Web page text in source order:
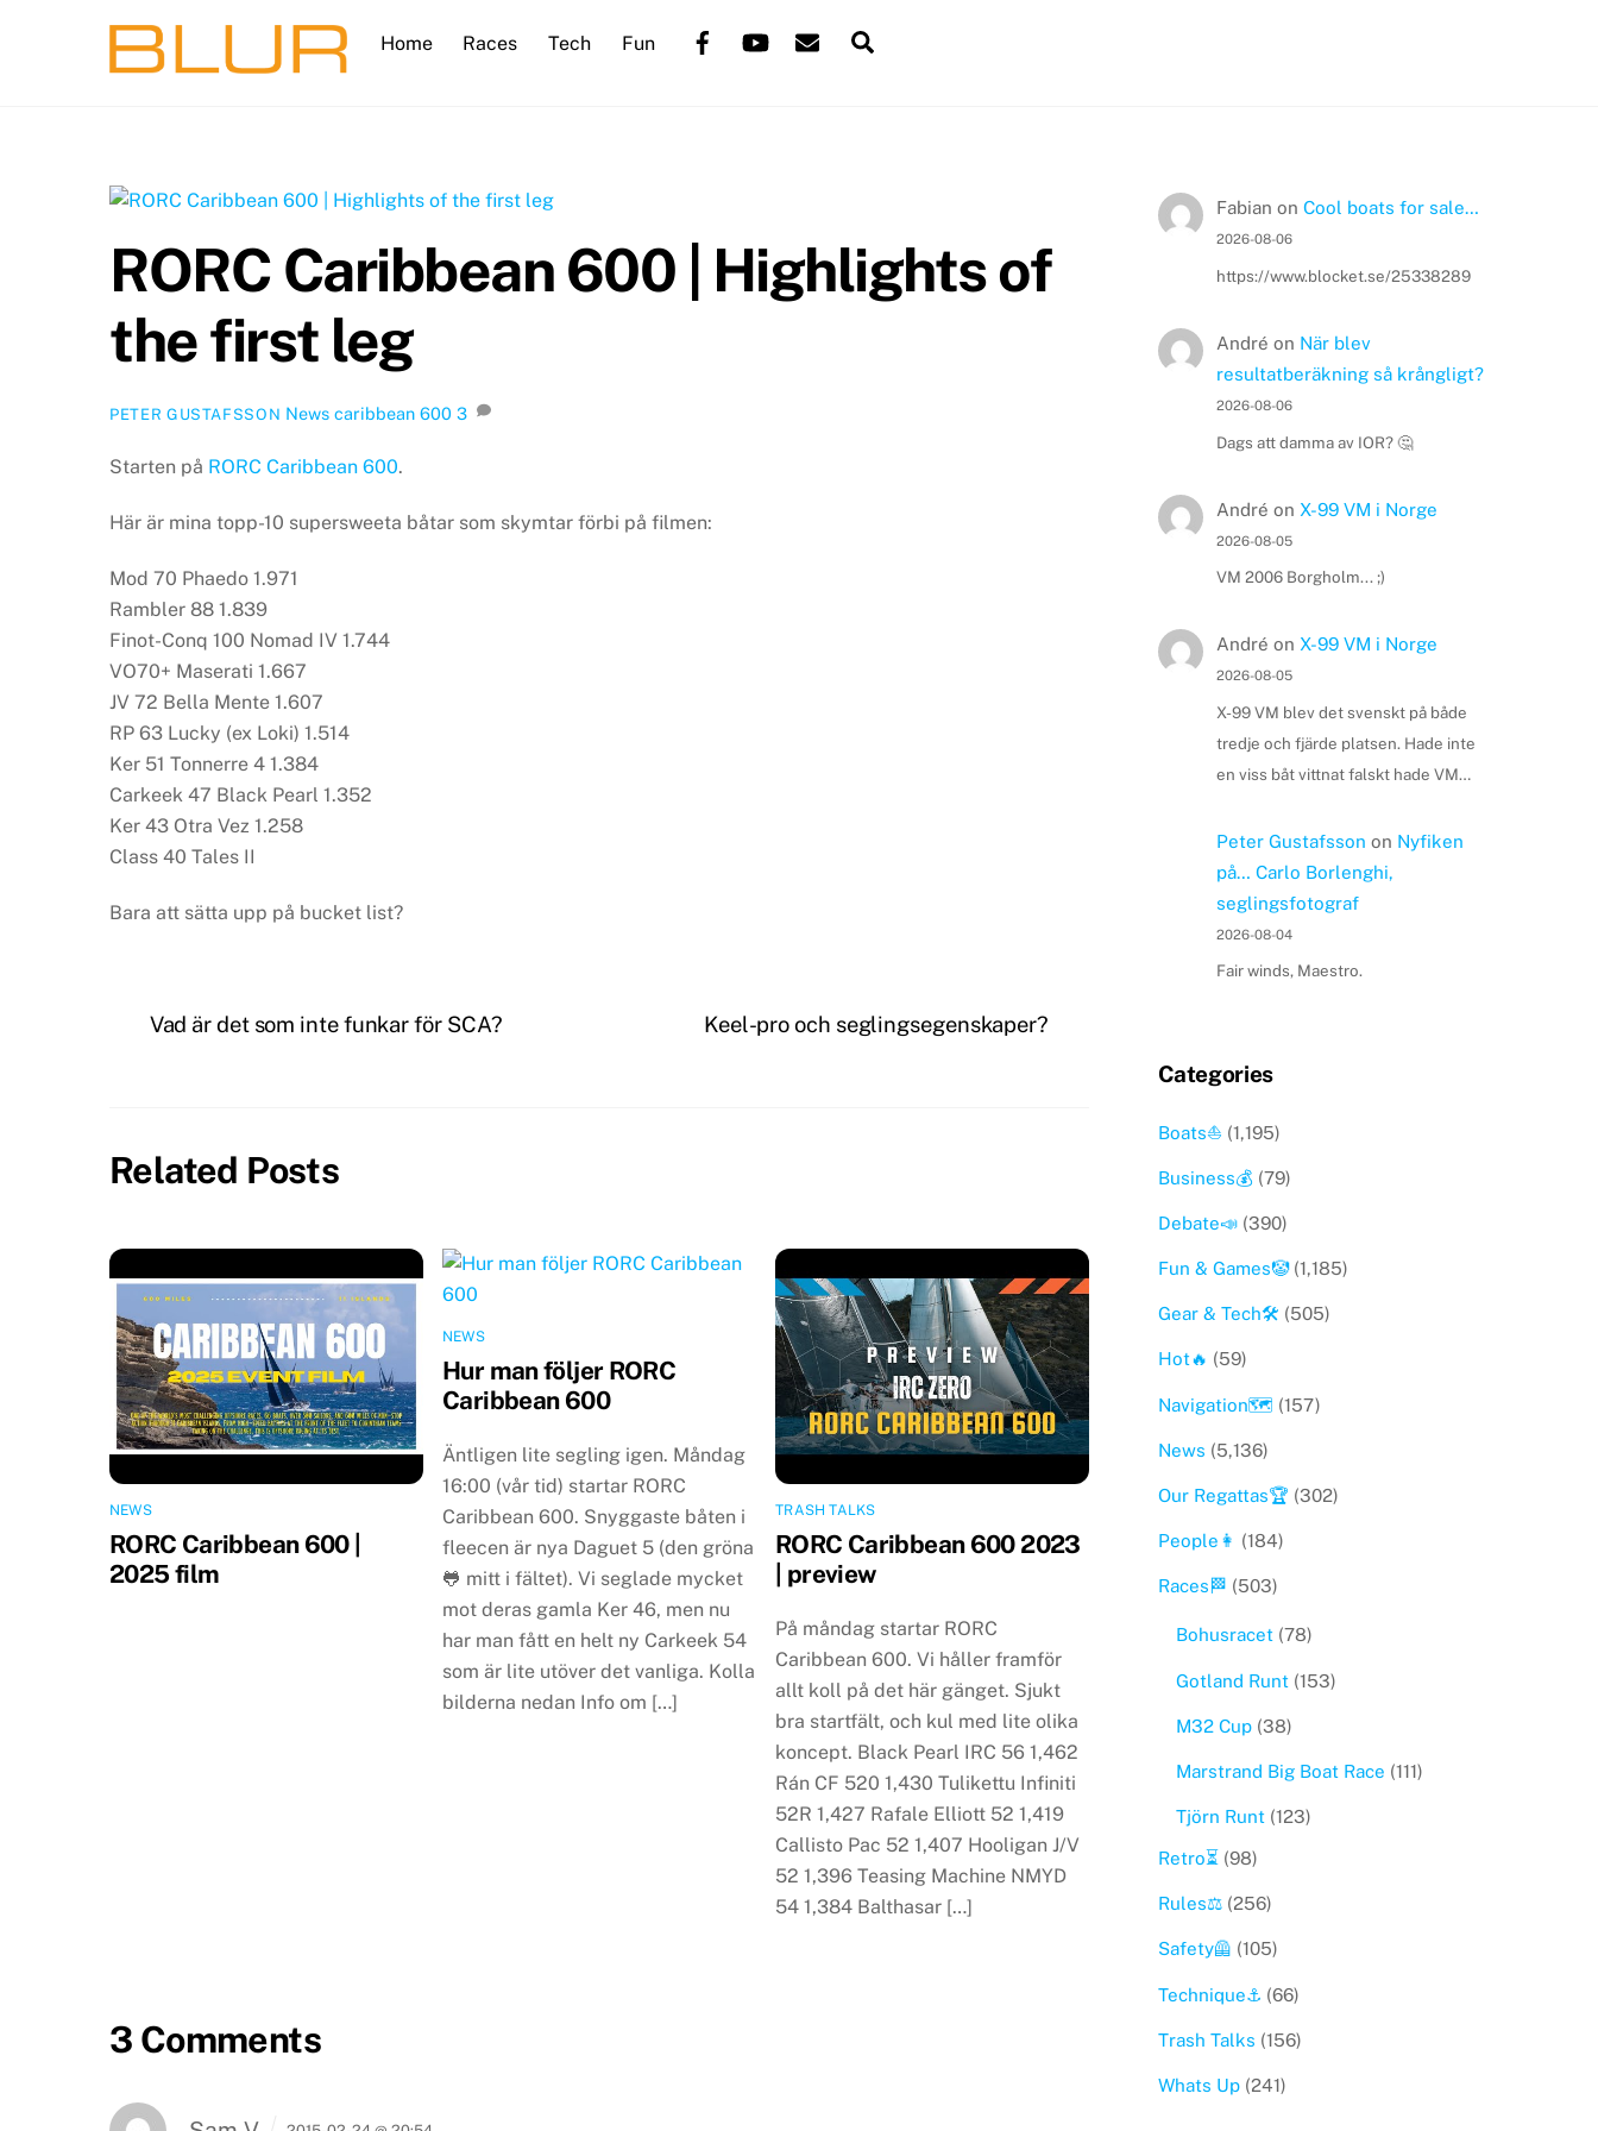
FacebookYouTubeMail
Home Races Tech Fun
RORC Caribbean 600 | Highlights of
the first leg
PETER GUSTAFSSON News caribbean 600 3
Starten på RORC Caribbean 600.
Här är mina topp-10 supersweeta båtar som skymtar förbi på filmen:
Mod 70 Phaedo 1.971
Rambler 88 1.839
Finot-Conq 100 Nomad IV 1.744
VO70+ Maserati 1.667
JV 72 Bella Mente 1.607
RP 63 Lucky (ex Loki) 1.514
Ker 51 Tonnerre 4 1.384
Carkeek 47 Black Pearl 1.352
Ker 43 Otra Vez 1.258
Class 40 Tales II
Bara att sätta upp på bucket list?
Vad är det som inte funkar för SCA? Keel-pro och seglingsegenskaper?
Related Posts
NEWS
RORC Caribbean 600 |
2025 film
NEWS
Hur man följer RORC
Caribbean 600
Äntligen lite segling igen. Måndag
16:00 (vår tid) startar RORC
Caribbean 600. Snyggaste båten i
fleecen är nya Daguet 5 (den gröna
🐸 mitt i fältet). Vi seglade mycket
mot deras gamla Ker 46, men nu
har man fått en helt ny Carkeek 54
som är lite utöver det vanliga. Kolla
bilderna nedan Info om […]
TRASH TALKS
RORC Caribbean 600 2023
| preview
På måndag startar RORC
Caribbean 600. Vi håller framför
allt koll på det här gänget. Sjukt
bra startfält, och kul med lite olika
koncept. Black Pearl IRC 56 1,462
Rán CF 520 1,430 Tulikettu Infiniti
52R 1,427 Rafale Elliott 52 1,419
Callisto Pac 52 1,407 Hooligan J/V
52 1,396 Teasing Machine NMYD
54 1,384 Balthasar […]
3 Comments
Fabian on Cool boats for sale…
2026-08-06
https://www.blocket.se/25338289
André on När blev
resultatberäkning så krångligt?
2026-08-06
Dags att damma av IOR? 🤔
André on X-99 VM i Norge
2026-08-05
VM 2006 Borgholm... ;)
André on X-99 VM i Norge
2026-08-05
X-99 VM blev det svenskt på både
tredje och fjärde platsen. Hade inte
en viss båt vittnat falskt hade VM…
Peter Gustafsson on Nyfiken
på… Carlo Borlenghi,
seglingsfotograf
2026-08-04
Fair winds, Maestro.
Categories
Boats⛵️ (1,195)
Business💰 (79)
Debate📣(390)
Fun & Games🤡(1,185)
Gear & Tech🛠 (505)
Hot🔥 (59)
Navigation🗺 (157)
News (5,136)
Our Regattas🏆 (302)
People👩 (184)
Races🏁 (503)
Bohusracet(78)
Gotland Runt(153)
M32 Cup(38)
Marstrand Big Boat Race (111)
Tjörn Runt(123)
Retro⏳ (98)
Rules⚖️(256)
Safety🦺 (105)
Technique⚓️ (66)
Trash Talks (156)
Whats Up(241)
To